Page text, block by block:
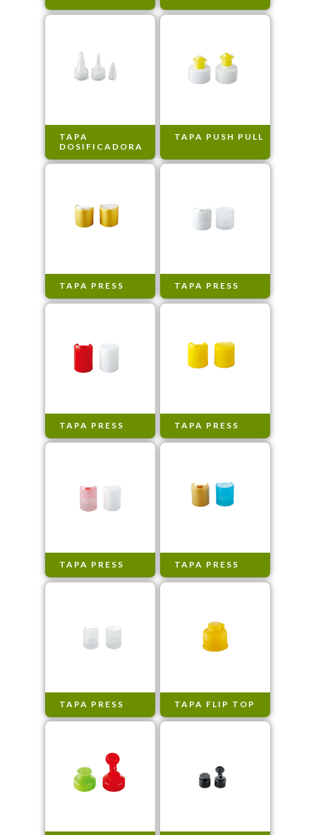
TAPA
DOSIFICADORA
TAPA PUSH PULL
TAPA PRESS TAPA PRESS
TAPA PRESS TAPA PRESS
TAPA PRESS TAPA PRESS
TAPA PRESS TAPA FLIP TOP